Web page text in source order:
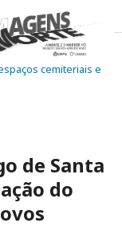
cemiteriais e
de Santa
do